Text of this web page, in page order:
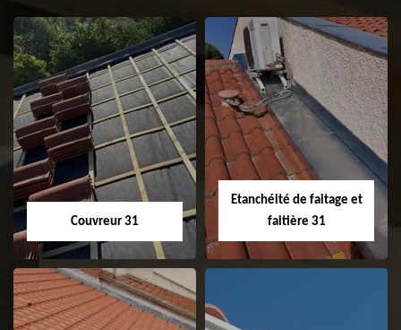
Couvreur 31
Etanchéité de faitage et
faitière 31